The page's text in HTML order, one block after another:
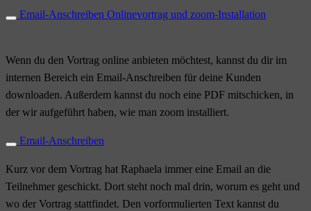
Email-Anschreiben Onlinevortrag und zoom-Installation
Wenn du den Vortrag online anbieten möchtest, kannst du dir im
internen Bereich ein Email-Anschreiben für deine Kunden
downloaden. Außerdem kannst du noch eine PDF mitschicken, in
der wir aufgeführt haben, wie man zoom installiert.
Email-Anschreiben
Kurz vor dem Vortrag hat Raphaela immer eine Email an die
Teilnehmer geschickt. Dort steht noch mal drin, worum es geht und
wo der Vortrag stattfindet. Den vorformulierten Text kannst du